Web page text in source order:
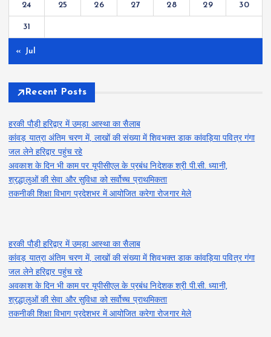
24 25 26 27 28 29 30
31
« Jul
Recent Posts
हरकी पौड़ी हरिद्वार में उमड़ा आस्था का सैलाब
कांवड़ यात्रा अंतिम चरण में, लाखों की संख्या में शिवभक्त डाक कांवड़िया पवित्र गंगा
जल लेने हरिद्वार पहुंच रहे
अवकाश के दिन भी काम पर यूपीसीएल के प्रबंध निदेशक श्री पी.सी. ध्यानी,
श्रद्धालुओं की सेवा और सुविधा को सर्वोच्च प्राथमिकता
तकनीकी शिक्षा विभाग प्रदेशभर में आयोजित करेगा रोजगार मेले
हरकी पौड़ी हरिद्वार में उमड़ा आस्था का सैलाब
कांवड़ यात्रा अंतिम चरण में, लाखों की संख्या में शिवभक्त डाक कांवड़िया पवित्र गंगा
जल लेने हरिद्वार पहुंच रहे
अवकाश के दिन भी काम पर यूपीसीएल के प्रबंध निदेशक श्री पी.सी. ध्यानी,
श्रद्धालुओं की सेवा और सुविधा को सर्वोच्च प्राथमिकता
तकनीकी शिक्षा विभाग प्रदेशभर में आयोजित करेगा रोजगार मेले